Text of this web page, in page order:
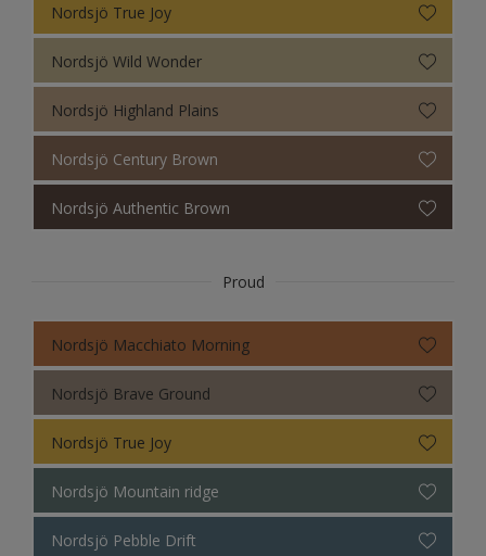
Nordsjö True Joy
Nordsjö Wild Wonder
Nordsjö Highland Plains
Nordsjö Century Brown
Nordsjö Authentic Brown
Proud
Nordsjö Macchiato Morning
Nordsjö Brave Ground
Nordsjö True Joy
Nordsjö Mountain ridge
Nordsjö Pebble Drift